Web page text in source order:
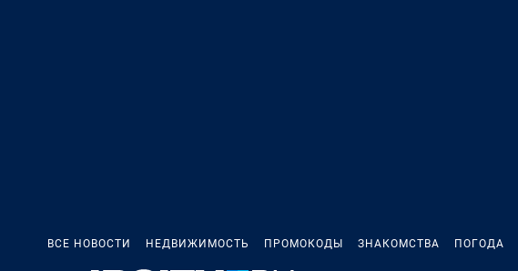
ВСЕ НОВОСТИ НЕДВИЖИМОСТЬ ПРОМОКОДЫ ЗНАКОМСТВА ПОГОДА